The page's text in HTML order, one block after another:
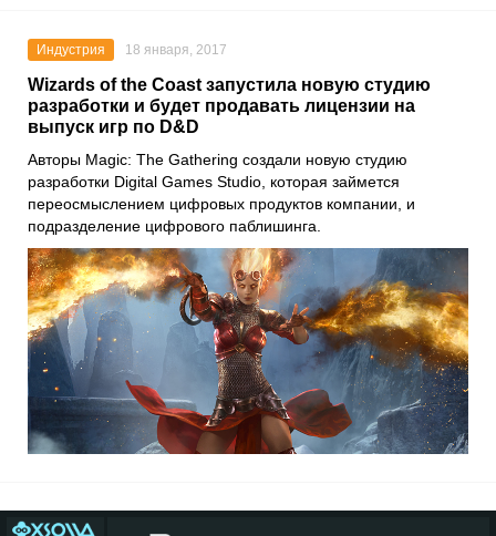
Индустрия 18 января, 2017
Wizards of the Coast запустила новую студию
разработки и будет продавать лицензии на
выпуск игр по D&D
Авторы Magic: The Gathering создали новую студию
разработки Digital Games Studio, которая займется
переосмыслением цифровых продуктов компании, и
подразделение цифрового паблишинга.